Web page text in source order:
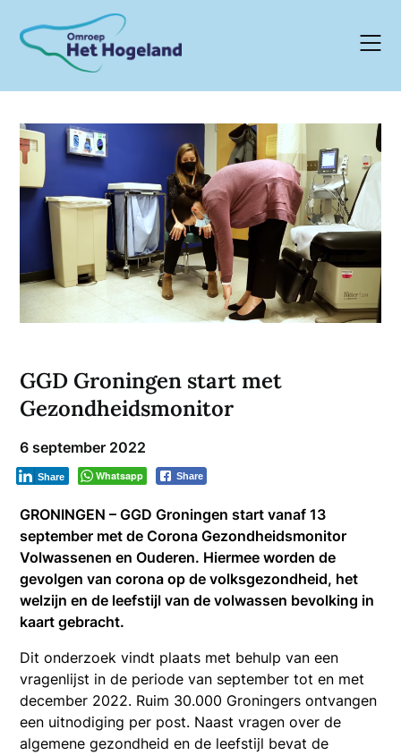
content
GGD Groningen start met
Gezondheidsmonitor
6 september 2022
Whatsapp Share
Share
GRONINGEN – GGD Groningen start vanaf 13
september met de Corona Gezondheidsmonitor
Volwassenen en Ouderen. Hiermee worden de
gevolgen van corona op de volksgezondheid, het
welzijn en de leefstijl van de volwassen bevolking in
kaart gebracht.
Dit onderzoek vindt plaats met behulp van een
vragenlijst in de periode van september tot en met
december 2022. Ruim 30.000 Groningers ontvangen
een uitnodiging per post. Naast vragen over de
algemene gezondheid en de leefstijl bevat de